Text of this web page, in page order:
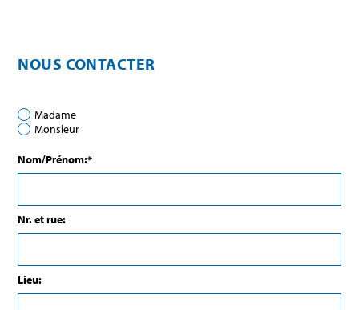
NOUS CONTACTER
Madame
Monsieur
Nom/Prénom:*
Nr. et rue:
Lieu: